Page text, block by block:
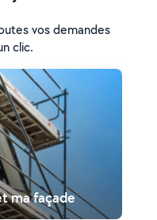
vos demandes
clic.
ma façade